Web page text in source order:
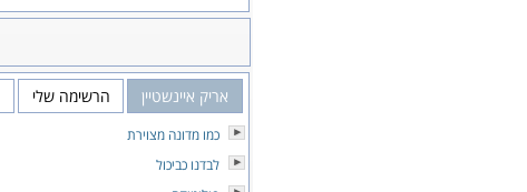
אריק איינשטיין הרשימה שלי
כמו מדונה מצוירת
לבדנו כביכול